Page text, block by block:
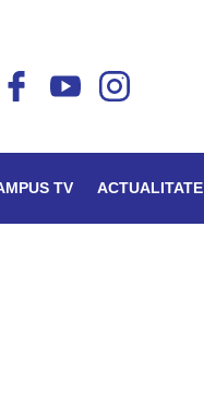
TV ACTUALITATE